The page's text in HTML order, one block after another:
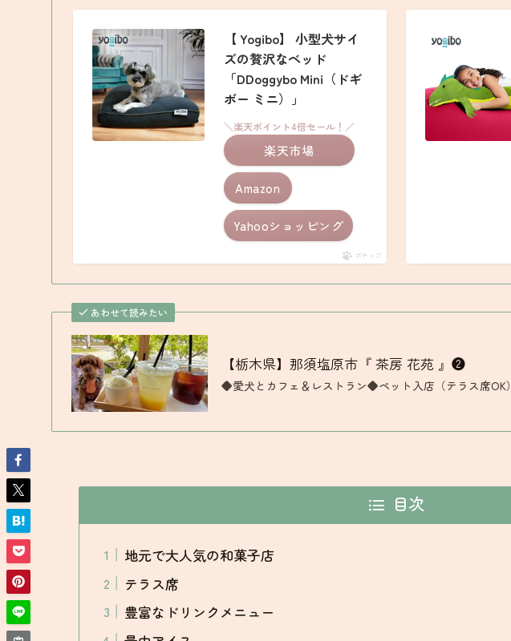
【 Yogibo】 小型犬サイ
ズの贅沢なベッド
「DDoggybo Mini（ドギ
ボー ミニ）」
Amazon
＼楽天ポイント4倍セール！／
楽天市場
Yahooショッピング
ポチップ
あわせて読みたい
【栃木県】那須塩原市『 茶房 花苑 』❷
◆愛犬とカフェ＆レストラン◆ペット入店（テラス席OK）
目次
地元で大人気の和菓子店
テラス席
豊富なドリンクメニュー